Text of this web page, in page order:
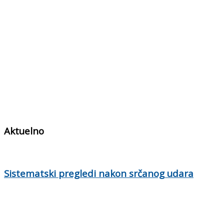
Aktuelno
Sistematski pregledi nakon srčanog udara